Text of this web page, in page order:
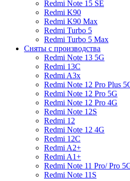
Redmi Note 15 SE
Redmi K90
Redmi K90 Max
Redmi Turbo 5
Redmi Turbo 5 Max
Сняты с производства
Redmi Note 13 5G
Redmi 13C
Redmi A3x
Redmi Note 12 Pro Plus
Redmi Note 12 Pro 5G
Redmi Note 12 Pro 4G
Redmi Note 12S
Redmi 12
Redmi Note 12 4G
Redmi 12C
Redmi A2+
Redmi A1+
Redmi Note 11 Pro/ Pro
Redmi Note 11S